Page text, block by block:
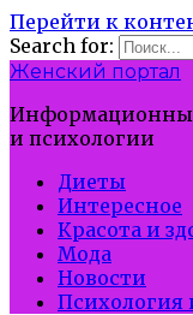
Перейти к
Search for:
Женский портал
Информационный
и психологии
Диеты
Интересное
Красота и
Мода
Новости